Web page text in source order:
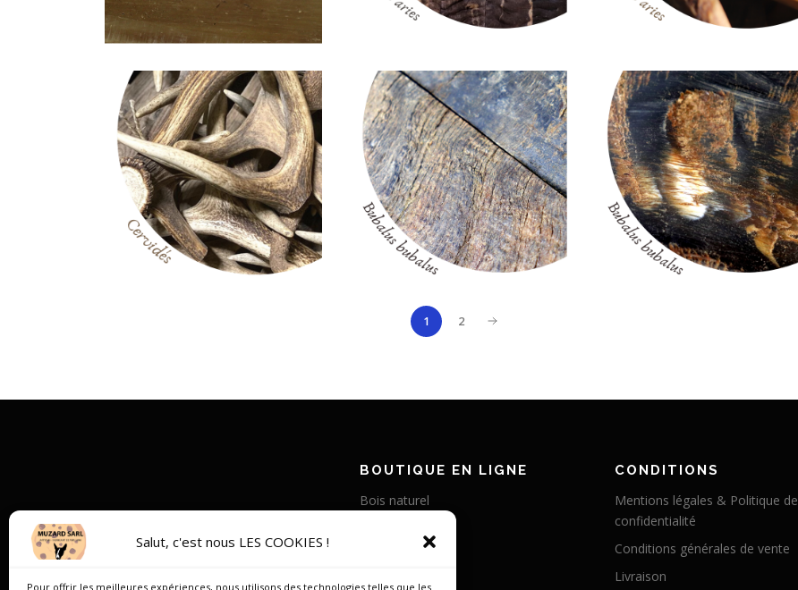
Salut, c'est nous LES COOKIES !
Pour offrir les meilleures expériences, nous utilisons des technologies telles que les
1 2
BOUTIQUE EN LIGNE
Bois naturel
Os de chameau
CONDITIONS
Mentions légales & Politique de
confidentialité
Conditions générales de vente
Livraison